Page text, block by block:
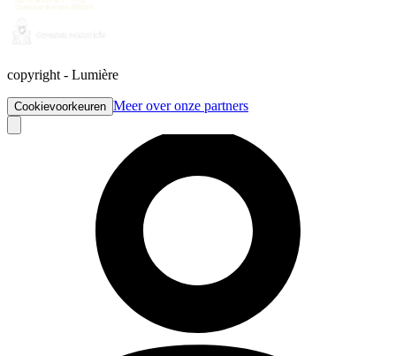
copyright - Lumière
Cookievoorkeuren Meer over onze partners